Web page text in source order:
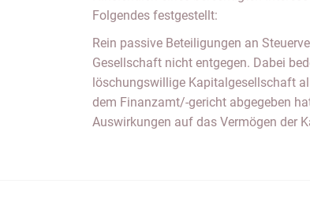
Folgendes festgestellt:
Rein passive Beteiligungen an
Gesellschaft nicht entgegen. Dabei
löschungswillige Kapitalgesellschaft
dem Finanzamt/-gericht abgegeben
Auswirkungen auf das Vermögen der